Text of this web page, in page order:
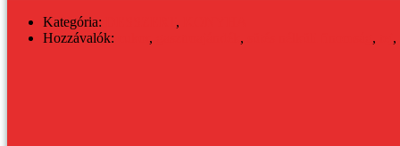
Kategória: ,
Hozzávalók:
, , , ,